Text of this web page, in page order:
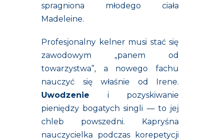
spragniona młodego ciała
Madeleine.
Profesjonalny kelner musi stać się
zawodowym „panem od
towarzystwa”, a nowego fachu
nauczyć się właśnie od Irene.
Uwodzenie i pozyskiwanie
pieniędzy bogatych singli — to jej
chleb powszedni. Kapryśna
nauczycielka podczas korepetycji